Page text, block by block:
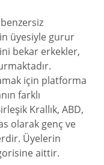
üyesiyle gurur
bekar erkekler,
için platforma
farklı
Krallık, ABD,
olarak genç ve
Üyelerin
aittir.